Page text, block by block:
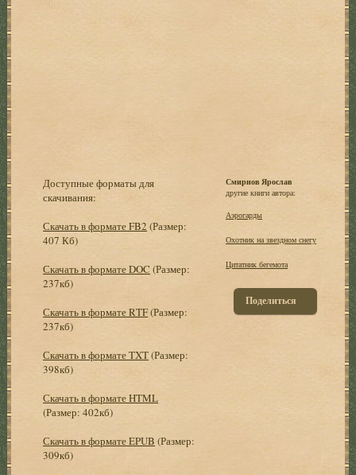
Доступные форматы для
скачивания:
Скачать в формате FB2 (Размер:
407 Кб)
Скачать в формате DOC (Размер:
237кб)
Скачать в формате RTF(Размер:
237кб)
Скачать в формате TXT(Размер:
398кб)
Скачать в формате HTML
(Размер: 402кб)
Скачать в формате EPUB (Размер:
309кб)
Смирнов Ярослав
другие книги автора:
Аэрогарды
Охотник на звездном снегу
Цитатник бегемота
Поделиться